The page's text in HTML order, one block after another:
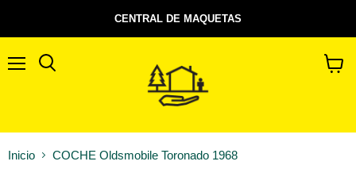
CENTRAL DE MAQUETAS
Inicio COCHE Oldsmobile Toronado 1968